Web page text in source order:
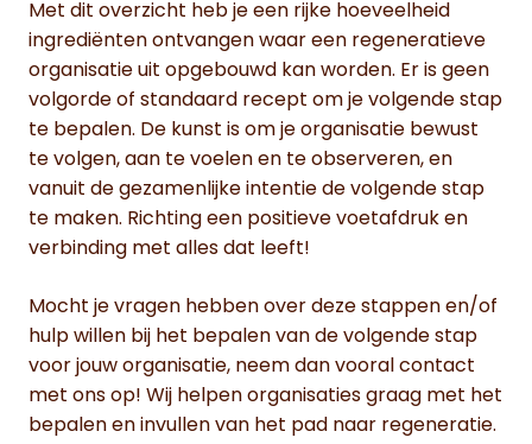
Met dit overzicht heb je een rijke hoeveelheid
ingrediënten ontvangen waar een regeneratieve
organisatie uit opgebouwd kan worden. Er is geen
volgorde of standaard recept om je volgende stap
te bepalen. De kunst is om je organisatie bewust
te volgen, aan te voelen en te observeren, en
vanuit de gezamenlijke intentie de volgende stap
te maken. Richting een positieve voetafdruk en
verbinding met alles dat leeft!
Mocht je vragen hebben over deze stappen en/of
hulp willen bij het bepalen van de volgende stap
voor jouw organisatie, neem dan vooral contact
met ons op! Wij helpen organisaties graag met het
bepalen en invullen van het pad naar regeneratie.